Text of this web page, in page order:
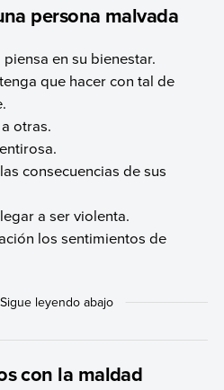
persona malvada
en su bienestar.
que hacer con tal de
otras.
consecuencias de sus
a ser violenta.
los sentimientos de
con la maldad